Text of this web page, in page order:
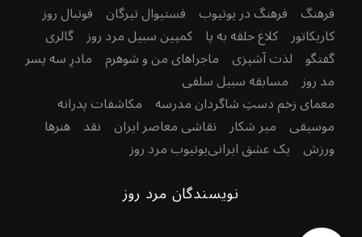
فرهنگ فرهنگ در یوتیوب فستیوال تیرگان فوتبال روز
کاریکاتور کلاغ حلقه به پا کمپین سبیل مرد روز گالری
گفتگو لذت آشپزی ماجراهای من و شوهرم مادرِ سه پسر
مد روز مسابقه سبیل سلفی
معمای زخم دستِ شاگردان مدرسه مکاشفات پدرانه
موسیقی میر شکار نقاشی معاصر ایران نقد هنرها
ورزش یک عشق ایرانییوتیوب مرد روز
نویسندگان مرد روز